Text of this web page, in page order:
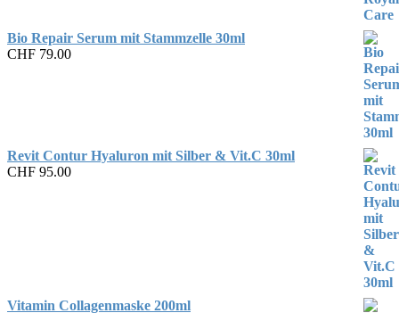
Bio Repair Serum mit Stammzelle 30ml
CHF 79.00
Revit Contur Hyaluron mit Silber & Vit.C 30ml
CHF 95.00
Vitamin Collagenmaske 200ml